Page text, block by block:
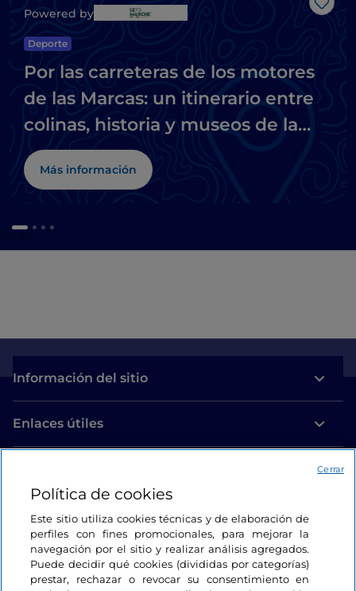
Me
Powered by
Deporte
Por las carreteras de los motores
de las Marcas: un itinerario entre
colinas, historia y museos de la
moto
Más información
Información del sitio
Enlaces útiles
Estamos en contacto
Política de cookies
Este sitio utiliza cookies técnicas y de elaboración de
perfiles con fines promocionales, para mejorar la
navegación por el sitio y realizar análisis agregados.
Puede decidir qué cookies (divididas por categorías)
prestar, rechazar o revocar su consentimiento en
Cerrar